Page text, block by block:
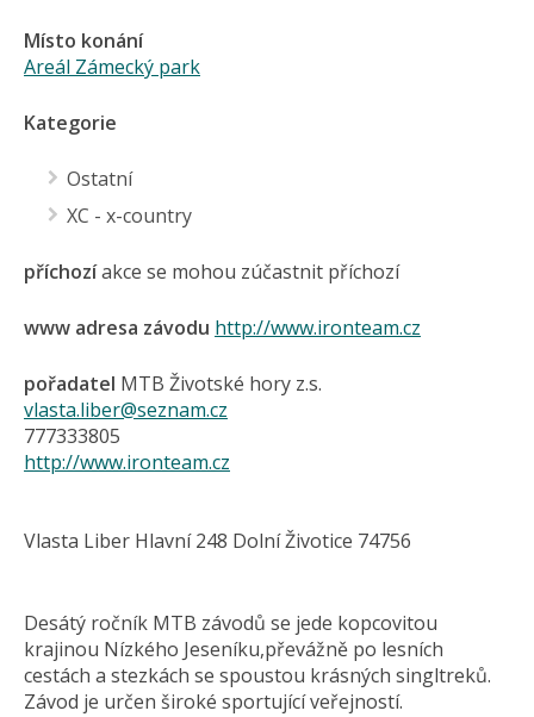
Místo konání
Areál Zámecký park
Kategorie
Ostatní
XC - x-country
příchozíakce se mohou zúčastnit příchozí
www adresa závodu http://www.ironteam.cz
pořadatel MTB Životské hory z.s.
vlasta.liber@seznam.cz
777333805
http://www.ironteam.cz
Vlasta Liber Hlavní 248 Dolní Životice 74756
Desátý ročník MTB závodů se jede kopcovitou
krajinou Nízkého Jeseníku,převážně po lesních
cestách a stezkách se spoustou krásných singltreků.
Závod je určen široké sportující veřejností.